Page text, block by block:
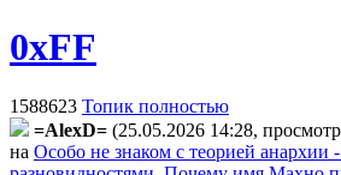
0xFF
1588623 Топик полностью
=AlexD= (25.05.2026 14:28,
на Особо не знаком с теорией анархии